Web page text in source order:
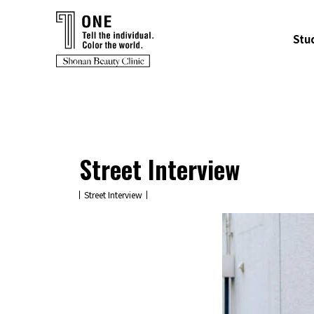
Street Interview
Street Interview